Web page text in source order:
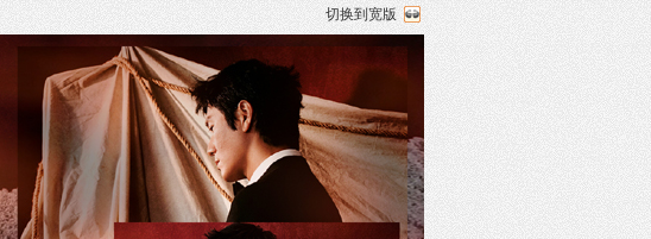
切换到宽版